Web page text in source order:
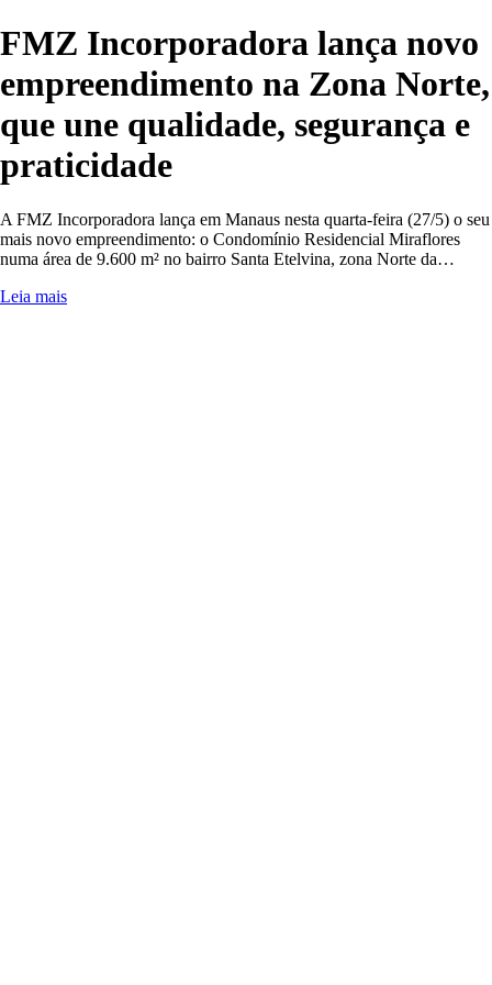
FMZ Incorporadora lança novo
empreendimento na Zona Norte,
que une qualidade, segurança e
praticidade
A FMZ Incorporadora lança em Manaus nesta quarta-feira (27/5) o seu
mais novo empreendimento: o Condomínio Residencial Miraflores
numa área de 9.600 m² no bairro Santa Etelvina, zona Norte da…
Leia mais